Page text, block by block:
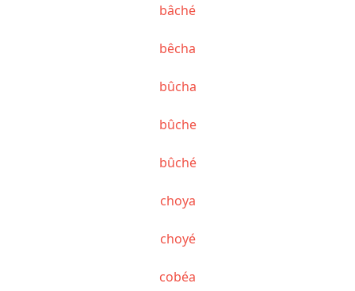
bâché
bêcha
bûcha
bûche
bûché
choya
choyé
cobéa